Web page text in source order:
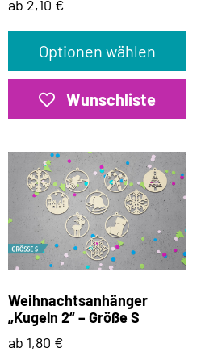
ab 2,10 €
Optionen wählen
Wunschliste
Weihnachtsanhänger
„Kugeln 2“ – Größe S
ab 1,80 €